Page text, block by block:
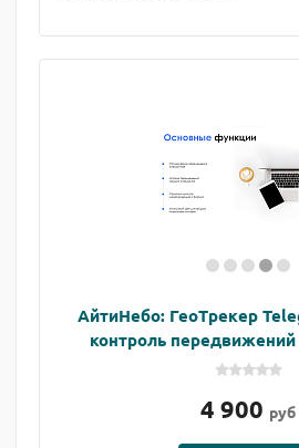
АйтиНебо: ГеоТрекер
контроль
4 900 руб